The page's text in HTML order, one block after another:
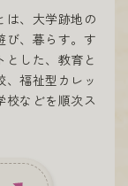
は、大学跡地の
び、暮らす。す
した、教育と
福祉型カレッ
校などを順次ス